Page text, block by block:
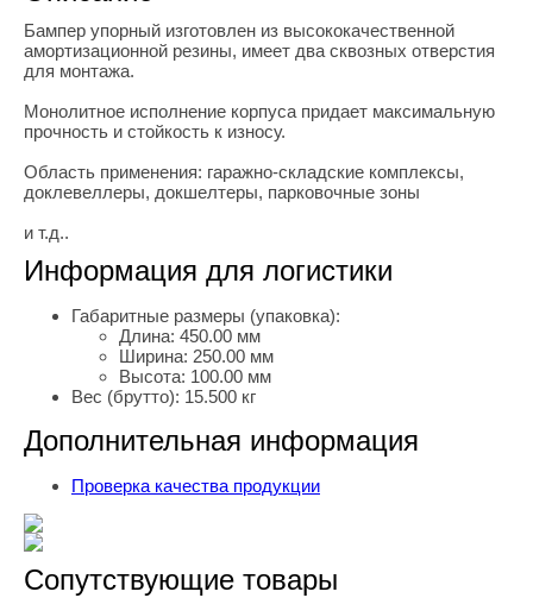
Бампер упорный изготовлен из высококачественной
амортизационной резины, имеет два сквозных отверстия
для монтажа.
Монолитное исполнение корпуса придает максимальную
прочность и стойкость к износу.
Область применения: гаражно-складские комплексы,
доклевеллеры, докшелтеры, парковочные зоны
и т.д..
Информация для логистики
Габаритные размеры (упаковка):
Длина: 450.00 мм
Ширина: 250.00 мм
Высота: 100.00 мм
Вес (брутто): 15.500 кг
Дополнительная информация
Проверка качества продукции
Сопутствующие товары